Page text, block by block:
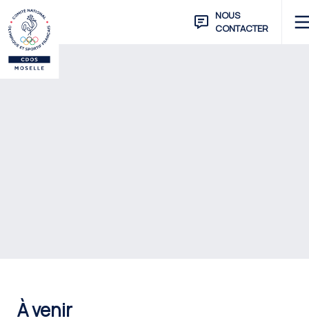
NOUS
CONTACTER
À venir